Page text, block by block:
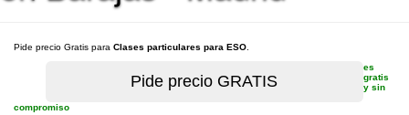
Pide precio Gratis para Clases particulares para ESO
es
gratis
y sin
compromiso